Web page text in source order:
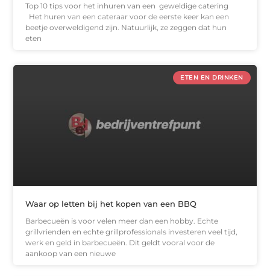
Top 10 tips voor het inhuren van een geweldige catering
Het huren van een cateraar voor de eerste keer kan een
beetje overweldigend zijn. Natuurlijk, ze zeggen dat hun
eten
ETEN EN DRINKEN
Waar op letten bij het kopen van een BBQ
Barbecueën is voor velen meer dan een hobby. Echte
grillvrienden en echte grillprofessionals investeren veel tijd,
werk en geld in barbecueën. Dit geldt vooral voor de
aankoop van een nieuwe